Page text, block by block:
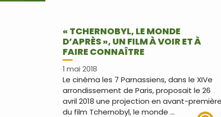
« TCHERNOBYL, LE MONDE
D’APRÈS », UN FILM À VOIR ET À
FAIRE CONNAÎTRE
1 mai 2018
Le cinéma les 7 Parnassiens, dans le XIVe
arrondissement de Paris, proposait le 26
avril 2018 une projection en avant-première
du film Tchernobyl, le monde …